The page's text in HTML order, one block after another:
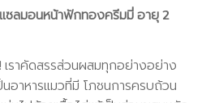
ซลมอนหน้าฟักทองครีมมี่ อายุ 2
ราคัดสรรส่วนผสมทุกอย่างอย่าง
าหารแมวที่มี โภชนการครบถ้วน